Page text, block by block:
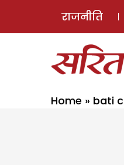
राजनीति
Home » bati